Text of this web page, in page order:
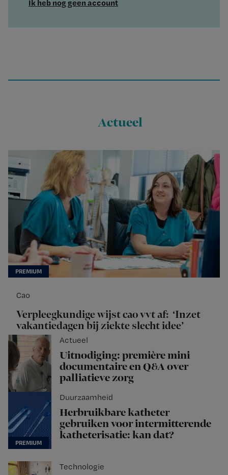
Ik heb nog geen account
Actueel
Cao
Verpleegkundige wijst cao vvt af: ‘Inzet
vakantiedagen bij ziekte slecht idee’
Actueel
Uitnodiging: première mini
documentaire en Q&A over
palliatieve zorg
Duurzaamheid
Herbruikbare katheter
gebruiken voor intermitterende
katheterisatie: kan dat?
Technologie